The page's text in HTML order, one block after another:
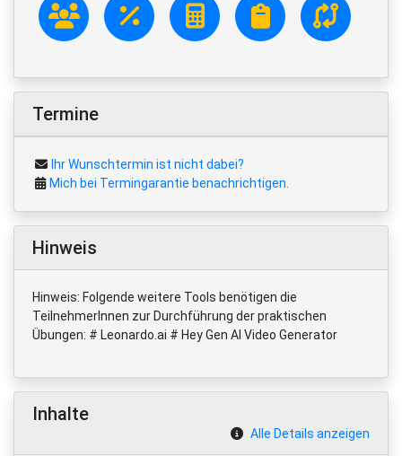
Termine
Ihr Wunschtermin ist nicht dabei?
Mich bei Termingarantie benachrichtigen.
Hinweis
Hinweis: Folgende weitere Tools benötigen die
TeilnehmerInnen zur Durchführung der praktischen
Übungen: # Leonardo.ai # Hey Gen AI Video Generator
Inhalte
Alle Details anzeigen